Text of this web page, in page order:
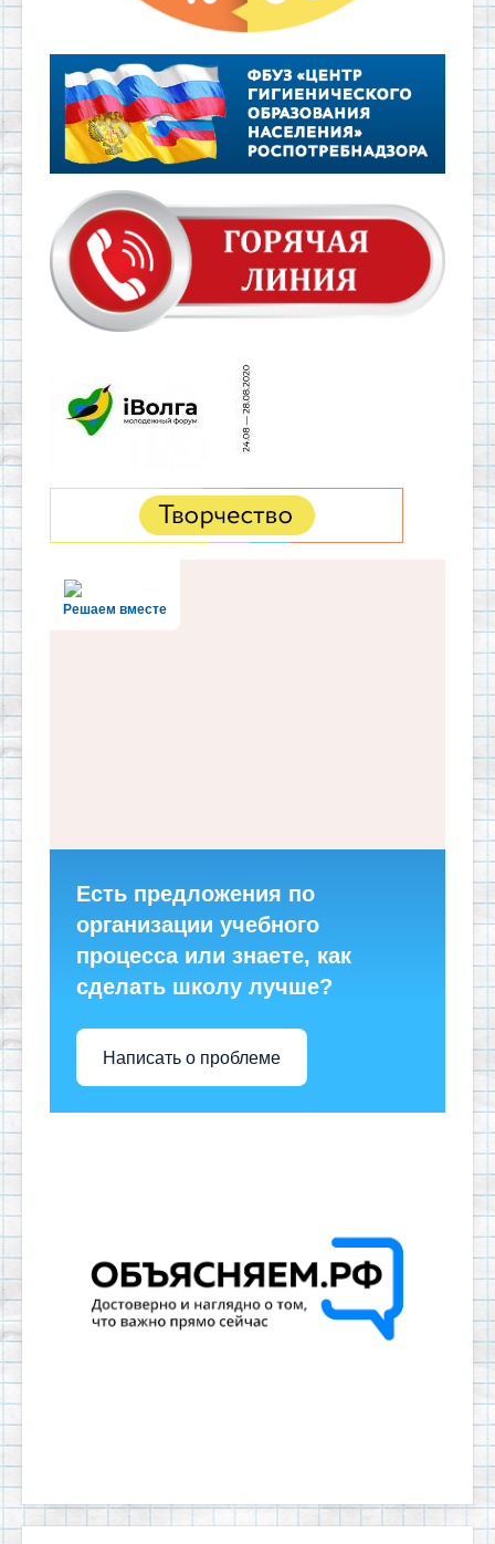
Решаем вместе
Есть предложения по
организации учебного
процесса или знаете, как
сделать школу лучше?
Написать о проблеме